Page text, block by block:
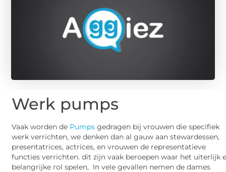
Werk pumps
Vaak worden de Pumps gedragen bij vrouwen die specifiek
werk verrichten, we denken dan al gauw aan stewardessen,
presentatrices, actrices, en vrouwen de representatieve
functies verrichten. dit zijn vaak beroepen waar het uiterlijk
belangrijke rol spelen, In vele gevallen nemen de dames